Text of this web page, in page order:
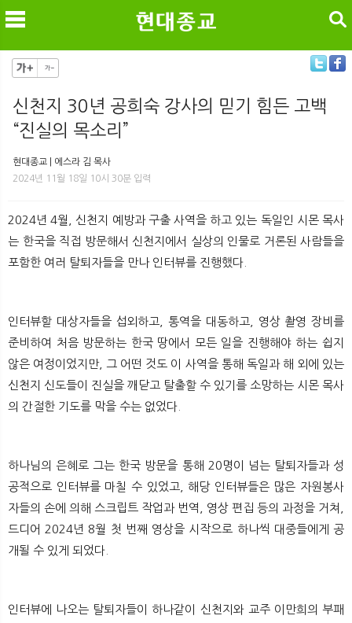
메
뉴 색
검색
신천지 30년 공희숙 강사의 믿기 힘든 고백
“진실의 목소리”
현대종교 | 에스라 김 목사
2024년 11월 18일 10시 30분 입력
2024년 4월, 신천지 예방과 구출 사역을 하고 있는 독일인 시몬 목사
는 한국을 직접 방문해서 신천지에서 실상의 인물로 거론된 사람들을
포함한 여러 탈퇴자들을 만나 인터뷰를 진행했다.
인터뷰할 대상자들을 섭외하고, 통역을 대동하고, 영상 촬영 장비를
준비하여 처음 방문하는 한국 땅에서 모든 일을 진행해야 하는 쉽지
않은 여정이었지만, 그 어떤 것도 이 사역을 통해 독일과 해 외에 있는
신천지 신도들이 진실을 깨닫고 탈출할 수 있기를 소망하는 시몬 목사
의 간절한 기도를 막을 수는 없었다.
하나님의 은혜로 그는 한국 방문을 통해 20명이 넘는 탈퇴자들과 성
공적으로 인터뷰를 마칠 수 있었고, 해당 인터뷰들은 많은 자원봉사
자들의 손에 의해 스크립트 작업과 번역, 영상 편집 등의 과정을 거쳐,
드디어 2024년 8월 첫 번째 영상을 시작으로 하나씩 대중들에게 공
개될 수 있게 되었다.
인터뷰에 나오는 탈퇴자들이 하나같이 신천지와 교주 이만희의 부패